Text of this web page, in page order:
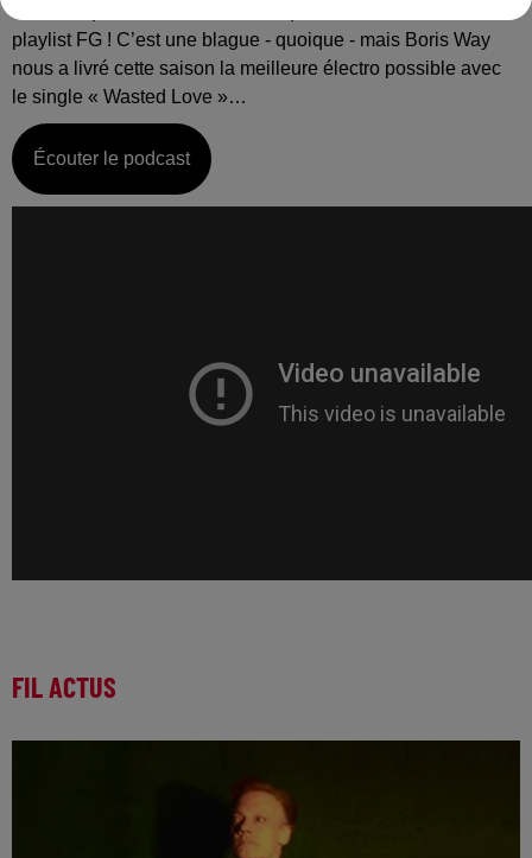
playlist FG ! C’est une blague - quoique - mais Boris Way
nous a livré cette saison la meilleure électro possible avec
le single « Wasted Love »…
Écouter le podcast
FIL ACTUS